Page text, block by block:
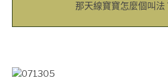
那天線寶寶怎麼個叫法